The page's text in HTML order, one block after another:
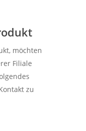
möchten
Filiale
zu